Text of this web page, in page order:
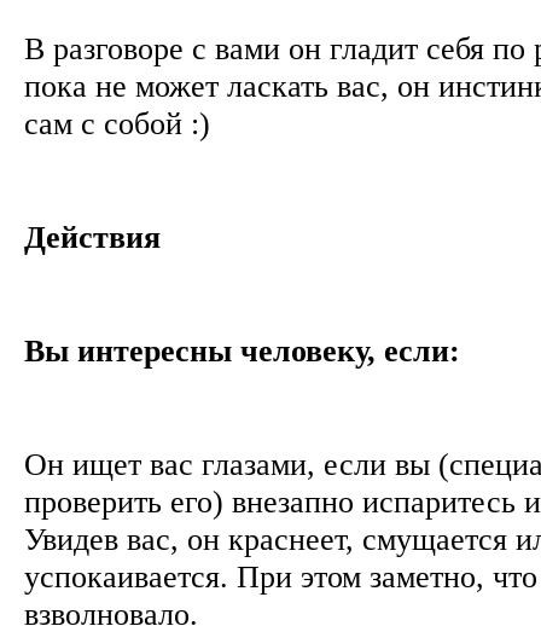
В разговоре с вами он гладит себя
пока не может ласкать вас, он
сам с собой :)
Действия
Вы интересны человеку, если:
Он ищет вас глазами, если вы
проверить его) внезапно испаритесь
Увидев вас, он краснеет, смущается
успокаивается. При этом заметно,
взволновало.